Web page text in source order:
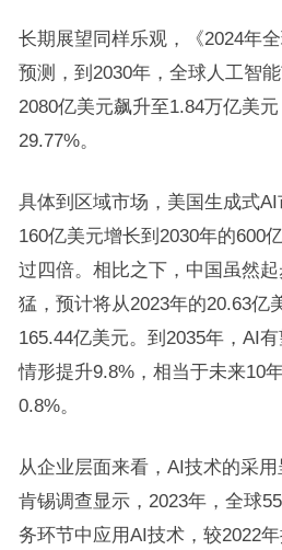
长期展望同样乐观，《2024年
预测，到2030年，全球人工智
2080亿美元飙升至1.84万亿美
29.77%。
具体到区域市场，美国生成式
160亿美元增长到2030年的600
过四倍。相比之下，中国虽然
猛，预计将从2023年的20.63亿
165.44亿美元。到2035年，AI
情形提升9.8%，相当于未来10
0.8%。
从企业层面来看，AI技术的采
肯锡调查显示，2023年，全球
务环节中应用AI技术，较2022